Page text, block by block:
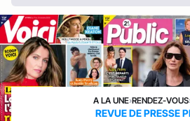
A LA UNE›RENDEZ-VOUS
REVUE DE PRESSE